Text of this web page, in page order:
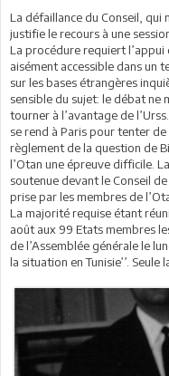
La défaillance du Conseil, qui
justifie le recours à une
La procédure requiert l’appui
aisément accessible dans un
sur les bases étrangères
sensible du sujet: le débat ne
tourner à l’avantage de
se rend à Paris pour tenter
règlement de la question de
l’Otan une épreuve difficile.
soutenue devant le Conseil
prise par les membres de
La majorité requise étant
août aux 99 Etats membres
de l’Assemblée générale le
la situation en Tunisie’’.